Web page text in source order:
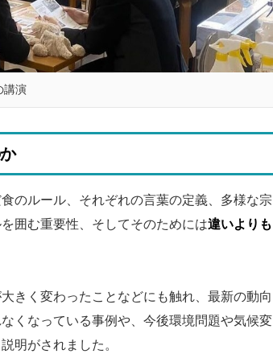
講演
のルール、それぞれの言葉の定義、多様な宗
囲む重要性、そしてそのためには違いよりも
きく変わったことなどにも触れ、最新の動向
くなっている事例や、今後環境問題や気候変
明がされました。